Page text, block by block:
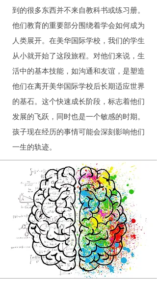
到的很多东西并不来自教科书或练习册。
他们教育的重要部分围绕着学会如何成为
人类展开。在美华国际学校，我们的学生
从小就开始了这段旅程。对他们来说，生
活中的基本技能，如沟通和友谊，是塑造
他们在离开美华国际学校后长期适应世界
的基石。这个快速成长阶段，标志着他们
发展的飞跃，同时也是一个敏感的时期。
孩子现在经历的事情可能会深刻影响他们
一生的轨迹。